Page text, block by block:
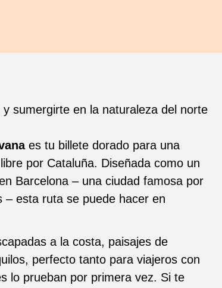
sumergirte en la naturaleza del norte
es tu billete dorado para una
por Cataluña. Diseñada como un
Barcelona – una ciudad famosa por
– esta ruta se puede hacer en
a la costa, paisajes de
perfecto tanto para viajeros con
lo prueban por primera vez. Si te